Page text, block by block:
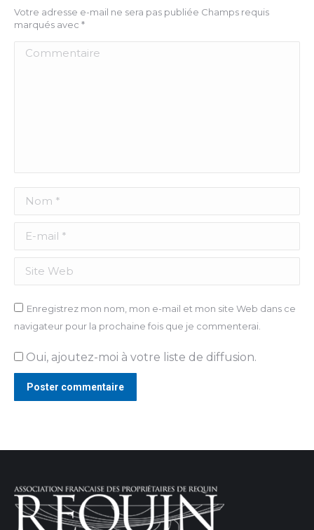
Votre adresse e-mail ne sera pas publiée Champs requis
marqués avec *
Commentaire
Nom *
E-mail *
Site Web
Enregistrez mon nom, mon e-mail et mon site Web dans ce
navigateur pour la prochaine fois que je commenterai.
Oui, ajoutez-moi à votre liste de diffusion.
Poster commentaire